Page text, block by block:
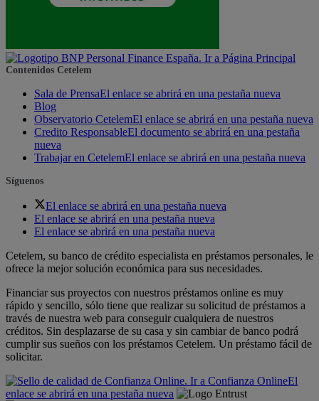
Contenidos Cetelem
Sala de PrensaEl enlace se abrirá en una pestaña nueva
Blog
Observatorio CetelemEl enlace se abrirá en una pestaña nueva
Credito ResponsableEl documento se abrirá en una pestaña
nueva
Trabajar en CetelemEl enlace se abrirá en una pestaña nueva
Síguenos
El enlace se abrirá en una pestaña nueva
El enlace se abrirá en una pestaña nueva
El enlace se abrirá en una pestaña nueva
Cetelem, su banco de crédito especialista en préstamos personales, le
ofrece la mejor solución económica para sus necesidades.
Financiar sus proyectos con nuestros préstamos online es muy
rápido y sencillo, sólo tiene que realizar su solicitud de préstamos a
través de nuestra web para conseguir cualquiera de nuestros
créditos. Sin desplazarse de su casa y sin cambiar de banco podrá
cumplir sus sueños con los préstamos Cetelem. Un préstamo fácil de
solicitar.
El
enlace se abrirá en una pestaña nueva